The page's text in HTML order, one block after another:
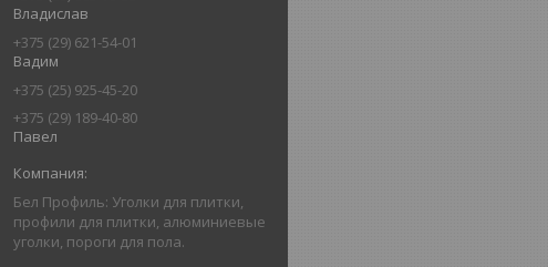
Владислав
+375 (29) 621-54-01
Вадим
+375 (25) 925-45-20
+375 (29) 189-40-80
Павел
Бел Профиль: Уголки для плитки,
профили для плитки, алюминиевые
уголки, пороги для пола.